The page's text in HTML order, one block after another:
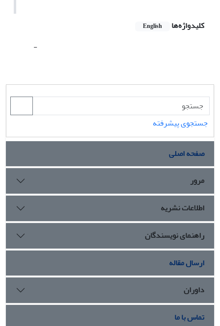
کلیدواژه‌ها English
-
جستجوی پیشرفته
صفحه اصلی
مرور
اطلاعات نشریه
راهنمای نویسندگان
ارسال مقاله
داوران
تماس با ما